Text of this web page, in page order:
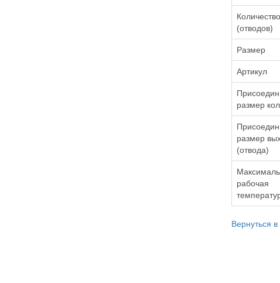
(отводов)
Размер
Артикул
размер
размер
(отвода)
рабочая
Вернуться в